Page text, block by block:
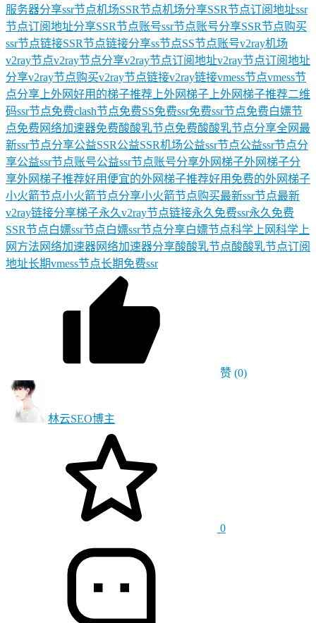
服务器分享ssr节点机场SSR节点机场分享SSR节点订阅地址ssr
节点订阅地址分享SSR节点账号ssr节点账号分享SSR节点购买
ssr节点链接SSR节点链接分享ss节点SS节点账号v2ray机场
v2ray节点v2ray节点分享v2ray节点订阅地址v2ray节点订阅地址
分享v2ray节点购买v2ray节点链接v2ray链接vmess节点vmess节
点分享 上外网好用的梯子推荐 上外网梯子 上外网梯子推荐二维
码ssr节点免费clash节点免费SS免费ssr免费ssr节点免费白嫖节
点免费网络加速器免费酸酸乳节点免费酸酸乳节点分享全网最
新ssr节点分享公益SSR公益SSR机场公益ssr节点公益ssr节点分
享公益ssr节点账号公益ssr节点账号分享外网梯子外网梯子分
享外网梯子推荐好用便宜的外网梯子推荐好用免费的外网梯子
小火箭节点小火箭节点分享小火箭节点购买最新ssr节点最新
v2ray链接分享梯子永久v2ray节点链接永久免费ssr永久免费
SSR节点白嫖ssr节点白嫖ssr节点分享白嫖节点科学上网科学上
网方法 网络加速器网络加速器分享酸酸乳节点酸酸乳节点订阅
地址长期vmess节点长期免费ssr
赞 (0)
林云SEO博主
0